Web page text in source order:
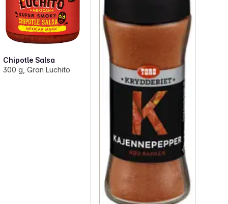
Chipotle Salsa
300 g, Gran Luchito